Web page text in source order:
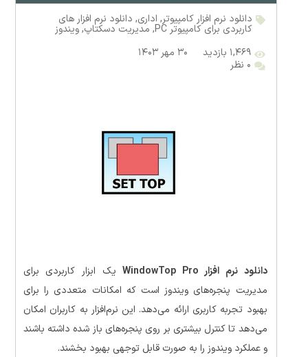
دانلود نرم افزار کامپیوتر, اداری, دانلود نرم افزار های
کاربردی برای کامپیوتر PC , مدیریت دسکتاپ,ویندوز
۱,۴۶۹ بازدید
۳۰ مهر ۱۴۰۳
۰ نظر
دانلود نرم‌ افزار WindowTop Pro
یک ابزار کاربردی برای
مدیریت پنجره‌های ویندوز است که امکانات متعددی را برای
بهبود تجربه کاربری ارائه می‌دهد. این نرم‌افزار به کاربران امکان
می‌دهد تا کنترل بیشتری بر روی پنجره‌های باز شده داشته باشند
و عملکرد ویندوز را به صورت قابل توجهی بهبود بخشند.